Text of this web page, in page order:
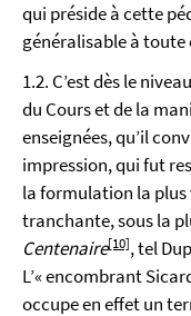
qui préside à cette
généralisable à
1.2. C’est dès le
du Cours et de la
enseignées, qu’il
impression, qui fut
la formulation la plus
tranchante, sous la
Centenaire[10], tel
L’« encombrant
occupe en effet un